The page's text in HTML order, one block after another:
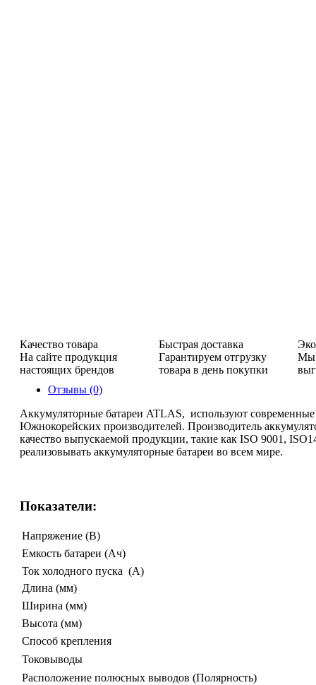
Качество товара
На сайте продукция
настоящих брендов
Быстрая доставка
Гарантируем отгрузку
товара в день покупки
Мы
Отзывы (0)
Аккумуляторные батареи ATLAS, используют
Южнокорейских производителей. Производитель
качество выпускаемой продукции, такие как ISO 9001,
реализовывать аккумуляторные батареи во всем мире.
Показатели:
Напряжение (В)
Емкость батареи (Ач)
Ток холодного пуска (A)
Длина (мм)
Ширина (мм)
Высота (мм)
Способ крепления
Токовыводы
Расположение полюсных выводов (Полярность)